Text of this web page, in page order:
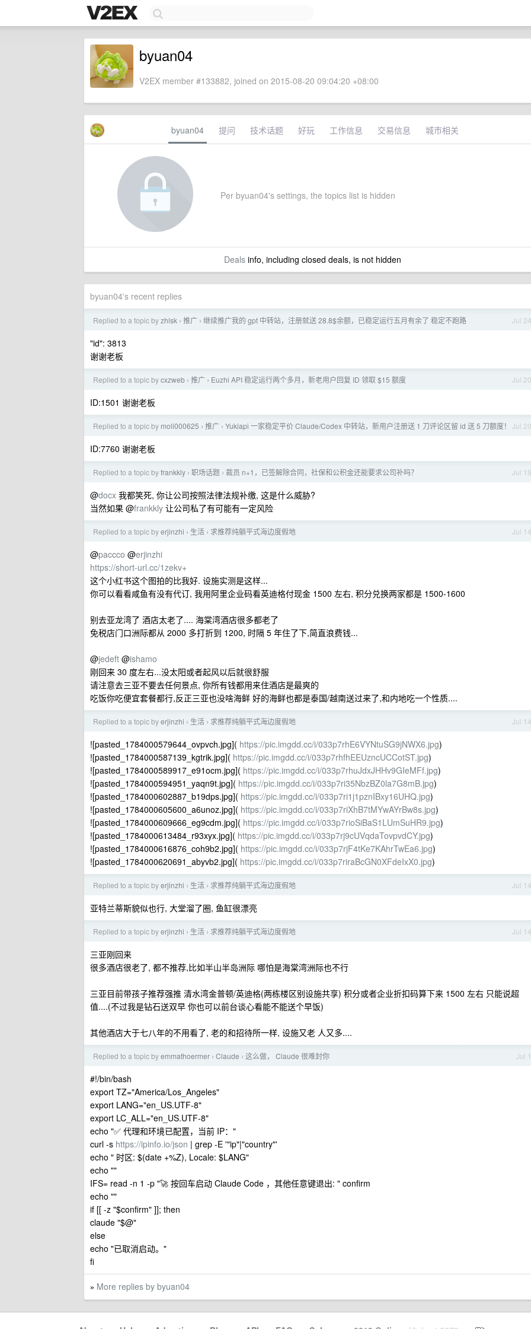
byuan04
V2EX member #133882, joined on 2015-08-20 09:04:20 +08:00
byuan04 提问 技术话题 好玩 工作信息 交易信息 城市相关
Per byuan04's settings, the topics list is hidden
Dealsinfo, including closed deals, is not hidden
byuan04's recent replies
Jul 24
Replied to a topic byzhlsk › 推广 › 继续推广我的 gpt 中转站，注册就送 28.8$余额，已稳定运行五月有余了 稳定不跑路
"id": 3813
谢谢老板
Jul 20
Replied to a topic bycxzweb › 推广 › Euzhi API 稳定运行两个多月，新老用户回复 ID 领取 $15 额度
ID:1501 谢谢老板
Jul 20
Replied to a topic by moli000625 › 推广 › Yukiapi 一家稳定平价 Claude/Codex 中转站，新用户注册送 1 刀评论区留 id 送 5 刀额度！
ID:7760 谢谢老板
Jul 19
Replied to a topic byfrankkly › 职场话题 › 裁员 n+1，已签解除合同，社保和公积金还能要求公司补吗？
@docx 我都笑死, 你让公司按照法律法规补缴, 这是什么威胁?
当然如果 @frankkly 让公司私了有可能有一定风险
Jul 14
Replied to a topic byerjinzhi › 生活 › 求推荐纯躺平式海边度假地
@paccco @erjinzhi
https://short-url.cc/1zekv+
这个小红书这个图拍的比我好. 设施实测是这样...
你可以看看咸鱼有没有代订, 我用阿里企业码看英迪格付现金 1500 左右, 积分兑换两家都是 1500-1600
别去亚龙湾了 酒店太老了.... 海棠湾酒店很多都老了
免税店门口洲际都从 2000 多打折到 1200, 时隔 5 年住了下,简直浪费钱...
@jedeft @ishamo
刚回来 30 度左右...没太阳或者起风以后就很舒服
请注意去三亚不要去任何景点, 你所有钱都用来住酒店是最爽的
吃饭你吃便宜套餐都行,反正三亚也没啥海鲜 好的海鲜也都是泰国/越南送过来了,和内地吃一个性质....
Jul 14
Replied to a topic byerjinzhi › 生活 › 求推荐纯躺平式海边度假地
![pasted_1784000579644_ovpvch.jpg]( https://pic.imgdd.cc/i/033p7rhE6VYNtuSG9jNWX6.jpg)
![pasted_1784000587139_kgtrik.jpg]( https://pic.imgdd.cc/i/033p7rhfhEEUzncUCCotST.jpg)
![pasted_1784000589917_e91ocm.jpg]( https://pic.imgdd.cc/i/033p7rhuJdxJHHv9GIeMFf.jpg)
![pasted_1784000594951_yaqn9t.jpg]( https://pic.imgdd.cc/i/033p7ri35NbzBZ0la7G8mB.jpg)
![pasted_1784000602887_b19dps.jpg]( https://pic.imgdd.cc/i/033p7ri1j1pznIBxy16UHQ.jpg)
![pasted_1784000605600_a6unoz.jpg]( https://pic.imgdd.cc/i/033p7riXhB7tMYwAYrBw8s.jpg)
![pasted_1784000609666_eg9cdm.jpg]( https://pic.imgdd.cc/i/033p7rioSiBaS1LUmSuHR9.jpg)
![pasted_1784000613484_r93xyx.jpg]( https://pic.imgdd.cc/i/033p7rj9cUVqdaTovpvdCY.jpg)
![pasted_1784000616876_coh9b2.jpg]( https://pic.imgdd.cc/i/033p7rjF4tKe7KAhrTwEa6.jpg)
![pasted_1784000620691_abyvb2.jpg]( https://pic.imgdd.cc/i/033p7riraBcGN0XFdeIxX0.jpg)
Jul 14
Replied to a topic byerjinzhi › 生活 › 求推荐纯躺平式海边度假地
亚特兰蒂斯貌似也行, 大堂溜了圈, 鱼缸很漂亮
Jul 14
Replied to a topic byerjinzhi › 生活 › 求推荐纯躺平式海边度假地
三亚刚回来
很多酒店很老了, 都不推荐,比如半山半岛洲际 哪怕是海棠湾洲际也不行
三亚目前带孩子推荐强推 清水湾金普顿/英迪格(两栋楼区别设施共享) 积分或者企业折扣码算下来 1500 左右 只能说超
值....(不过我是钻石送双早 你也可以前台谈心看能不能送个早饭)
其他酒店大于七八年的不用看了, 老的和招待所一样, 设施又老 人又多....
Jul 1
Replied to a topic byemmathoermer › Claude › 这么做， Claude 很难封你
#!/bin/bash
export TZ="America/Los_Angeles"
export LANG="en_US.UTF-8"
export LC_ALL="en_US.UTF-8"
echo "✅ 代理和环境已配置，当前 IP："
curl -s https://ipinfo.io/json | grep -E '"ip"|"country"'
echo " 时区: $(date +%Z), Locale: $LANG"
echo ""
IFS= read -n 1 -p "🚀 按回车启动 Claude Code ，其他任意键退出: " confirm
echo ""
if [[ -z "$confirm" ]]; then
claude "$@"
else
echo "已取消启动。"
fi
» More replies by byuan04